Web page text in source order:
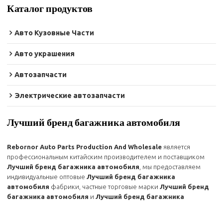
Каталог продуктов
Авто Кузовные Части
Авто украшения
Автозапчасти
Электрические автозапчасти
Лучший бренд багажника автомобиля
Rebornor Auto Parts Production And Wholesale является
профессиональным китайским производителем и поставщиком
Лучший бренд багажника автомобиля , мы предоставляем
индивидуальные оптовыеЛучший бренд багажника
автомобиля фабрики, частные торговые маркиЛучший бренд
багажника автомобиля иЛучший бренд багажника